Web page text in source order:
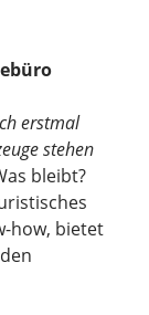
erstmal
stehen
bleibt?
how, bietet